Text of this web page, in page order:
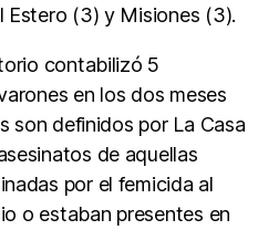
Estero (3) y Misiones (3).
contabilizó 5
en los dos meses
son definidos por La Casa
de aquellas
por el femicida al
o estaban presentes en